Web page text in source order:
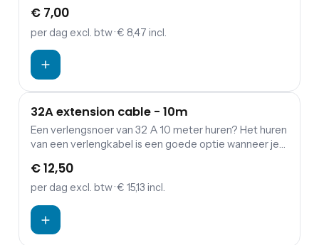
aggregaten.
€ 7,00
per dag excl. btw· € 8,47 incl.
32A extension cable - 10m
Een verlengsnoer van 32 A 10 meter huren? Het huren
van een verlengkabel is een goede optie wanneer je
aggregaten.
€ 12,50
per dag excl. btw· € 15,13 incl.